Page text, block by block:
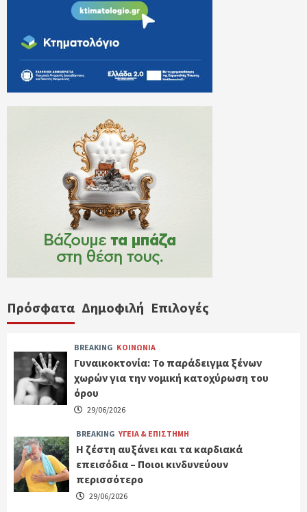
Πρόσφατα Δημοφιλή Επιλογές
BREAKING ΚΟΙΝΩΝΙΑ
Γυναικοκτονία: Το παράδειγμα ξένων
χωρών για την νομική κατοχύρωση του
όρου
29/06/2026
BREAKING ΥΓΕΙΑ & ΕΠΙΣΤΗΜΗ
Η ζέστη αυξάνει και τα καρδιακά
επεισόδια – Ποιοι κινδυνεύουν
περισσότερο
29/06/2026